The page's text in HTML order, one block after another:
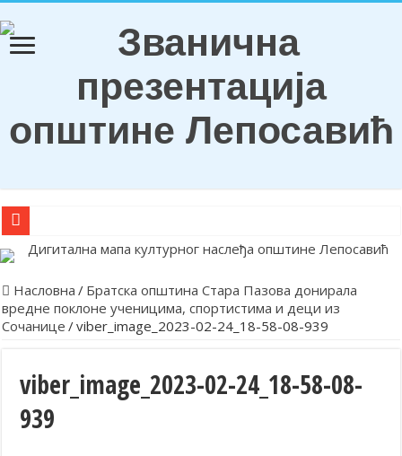
О Б А В Е Ш Т Е Њ Е
Обележена храмовна и општинска слава у Лепосавићу
Парастосом и полагањем венаца у Леосавићу обележена
Лепосавић прославио Светог Василија
Додела подстицаја за подршку развоју привреде и
Насловна / Братска општина Стара Пазова донирала
вредне поклоне ученицима, спортистима и деци из
Сочанице /viber_image_2023-02-24_18-58-08-939
viber_image_2023-02-24_18-58-08-
939